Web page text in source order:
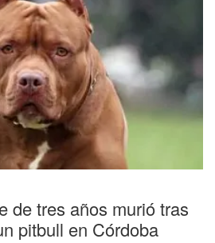
de tres años murió tras
pitbull en Córdoba